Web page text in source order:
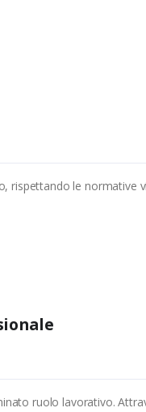
rispettando le normative
ruolo lavorativo.